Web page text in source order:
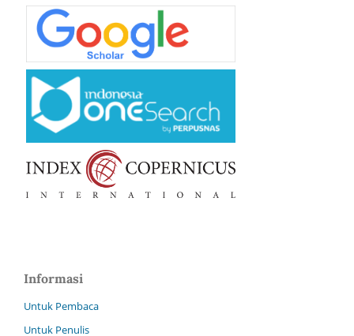
Informasi
Untuk Pembaca
Untuk Penulis